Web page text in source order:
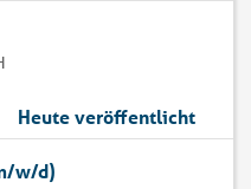
Heute veröffentlicht
w/d)